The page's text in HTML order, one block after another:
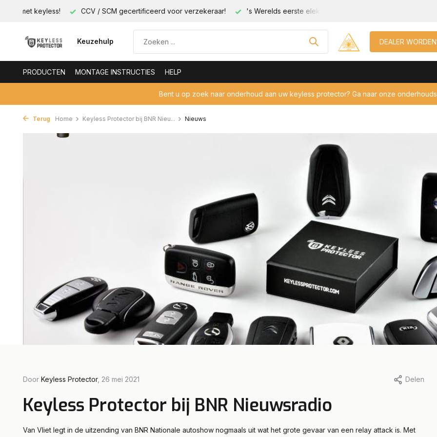
voor verzekeraar! 's Werelds eerste elektronische sleutel beveiliging! Geschikt voor elke auto met keyless!
Keuzehulp DEALER
PRODUCTEN MONTAGE INSTRUCTIES HELP
Bent u op zoek naar onderhoud aan uw keyless protector? Ga naar onze
Terug Home Keyless Protector bij BNR Nieu... Nieuws
Door Keyless Protector, 26 mei 2021 Delen
Keyless Protector bij BNR Nieuwsradio
Van Vliet legt in de uitzending van BNR Nationale autoshow nogmaals uit wat het grote gevaar van een relay attack is. Met
Autosleutel Tesla
Model X gehackt
Lees meer
Door Fleetaccess, 26 mei 2021
veroordeeld tot